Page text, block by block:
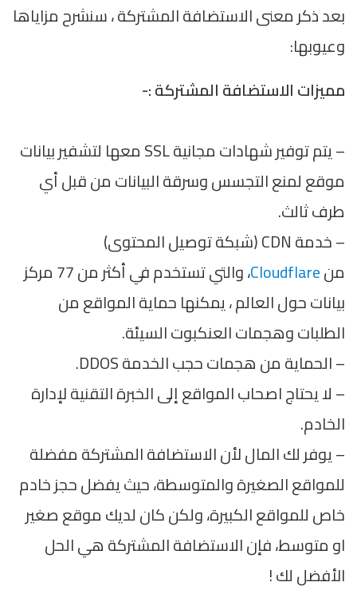
بعد ذكر معنى الاستضافة المشتركة ، سنشرح مزاياها
وعيوبها:
مميزات الاستضافة المشتركة :-
– يتم توفير شهادات مجانية SSL معها لتشفير بيانات
موقع لمنع التجسس وسرقة البيانات من قبل أي
طرف ثالث.
– خدمة CDN (شبكة توصيل المحتوى)
منCloudflare
، والتي تستخدم في أكثر من 77 مركز
بيانات حول العالم ، يمكنها حماية المواقع من
الطلبات وهجمات العنكبوت السيئة.
– الحماية من هجمات حجب الخدمة DDOS.
– لا يحتاج اصحاب المواقع إلى الخبرة التقنية لإدارة
الخادم.
– يوفر لك المال لأن الاستضافة المشتركة مفضلة
للمواقع الصغيرة والمتوسطة، حيث يفضل حجز خادم
خاص للمواقع الكبيرة، ولكن كان لديك موقع صغير
او متوسط، فإن الاستضافة المشتركة هي الحل
الأفضل لك !